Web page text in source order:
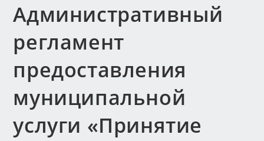
Административный
регламент
предоставления
муниципальной
услуги «Принятие